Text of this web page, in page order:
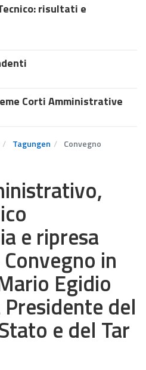
risultati e
Corti Amministrative
Tagungen Convegno
e ripresa
in
Egidio
del
e del Tar